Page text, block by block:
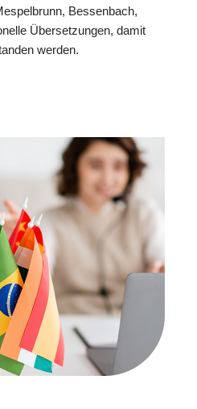
Bessenbach,
Übersetzungen, damit
werden.